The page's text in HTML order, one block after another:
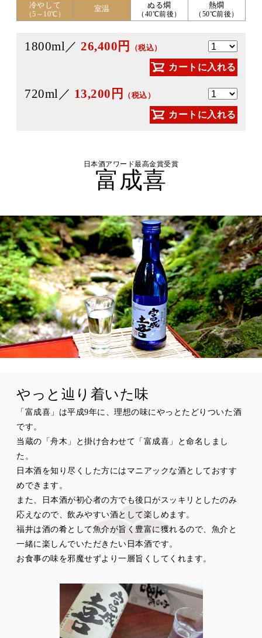
冷やして
（5～10℃）
室温 ぬる燗
（40℃前後）
熱燗
（50℃前後）
1800ml／26,400円 （税込）
カートに入れる
720ml／ 13,200円 （税込）
カートに入れる
日本酒アワード最高金賞受賞
富成喜
やっと辿り着いた味
「富成喜」は平成9年に、理想の味にやっとたどりついた酒
です。
当蔵の「舟木」と掛け合わせて「富成喜」と命名しまし
た。
日本酒を知り尽くした方にはマニアックな酒としておすす
めできます。
また、日本酒が初心者の方でも後口がスッキリとしたのみ
応えなので、飲みやすい酒として楽しめます。
福井は酒の肴として魚介が旨く豊富に獲れるので、魚介と
一緒に楽しんでいただきたい日本酒です。
お食事の味を邪魔せずより一層旨くしてくれます。